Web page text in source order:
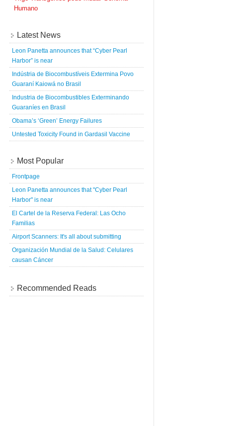
Humano
Latest News
Leon Panetta announces that “Cyber Pearl
Harbor” is near
Indústria de Biocombustíveis Extermina Povo
Guaraní Kaiowá no Brasil
Industria de Biocombustibles Exterminando
Guaraníes en Brasil
Obama’s ‘Green’ Energy Failures
Untested Toxicity Found in Gardasil Vaccine
Most Popular
Frontpage
Leon Panetta announces that "Cyber Pearl
Harbor" is near
El Cartel de la Reserva Federal: Las Ocho
Familias
Airport Scanners: It's all about submitting
Organización Mundial de la Salud: Celulares
causan Cáncer
Recommended Reads